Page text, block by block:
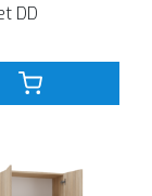
antraciet DD